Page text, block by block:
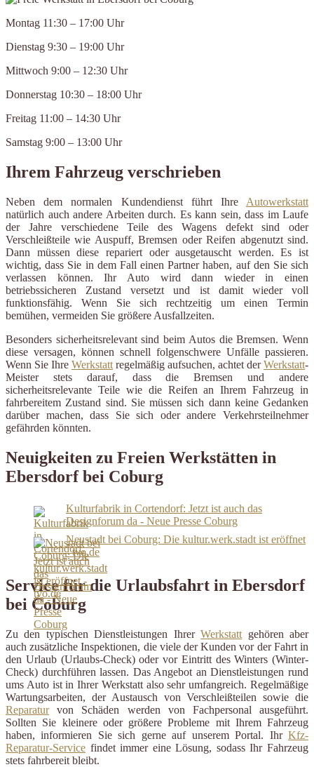
Montag 11:30 – 17:00 Uhr
Dienstag 9:30 – 19:00 Uhr
Mittwoch 9:00 – 12:30 Uhr
Donnerstag 10:30 – 18:00 Uhr
Freitag 11:00 – 14:30 Uhr
Samstag 9:00 – 13:00 Uhr
Ihrem Fahrzeug verschrieben
Neben dem normalen Kundendienst führt Ihre Autowerkstatt
natürlich auch andere Arbeiten durch. Es kann sein, dass im Laufe
der Jahre verschiedene Teile des Wagens defekt sind oder
Verschleißteile wie Auspuff, Bremsen oder Reifen abgenutzt sind.
Dann müssen diese repariert oder ausgetauscht werden. Es ist
wichtig, dass Sie in dem Fall einen Partner haben, auf den Sie sich
verlassen können. Ihr Auto wird dann wieder in einen
betriebssicheren Zustand versetzt und ist damit wieder voll
funktionsfähig. Wenn Sie sich rechtzeitig um einen Termin
bemühen, vermeiden Sie größere Ausfallzeiten.
Besonders sicherheitsrelevant sind beim Autos die Bremsen. Wenn
diese versagen, können schnell folgenschwere Unfälle passieren.
Wenn Sie Ihre Werkstatt regelmäßig aufsuchen, achtet derWerkstatt-
Meister stets darauf, dass die Bremsen und andere
sicherheitsrelevante Teile wie die Reifen an Ihrem Fahrzeug in
fahrbereitem Zustand sind. Sie müssen sich dann keine Gedanken
darüber machen, dass Sie sich oder andere Verkehrsteilnehmer
gefährden könnten.
Neuigkeiten zu Freien Werkstätten in
Ebersdorf bei Coburg
Kulturfabrik in Cortendorf: Jetzt ist auch das
Designforum da - Neue Presse Coburg
Neustadt bei Coburg: Die kultur.werk.stadt ist eröffnet
- tvo.de
Service für die Urlaubsfahrt in Ebersdorf
bei Coburg
Zu den typischen Dienstleistungen IhrerWerkstatt gehören aber
auch zusätzliche Inspektionen, die viele der Kunden vor der Fahrt in
den Urlaub (Urlaubs-Check) oder vor Eintritt des Winters (Winter-
Check) durchführen lassen. Das Angebot an Dienstleistungen rund
ums Auto ist in Ihrer Werkstatt also sehr umfangreich. Regelmäßige
Wartungsarbeiten, der Austausch von Verschleißteilen sowie die
Reparaturvon Schäden werden von Fachpersonal ausgeführt.
Sollten Sie kleinere oder größere Probleme mit Ihrem Fahrzeug
haben, informieren Sie sich gerne auf unserem Portal. Ihr Kfz-
Reparatur-Service findet immer eine Lösung, sodass Ihr Fahrzeug
stets fahrbereit bleibt.